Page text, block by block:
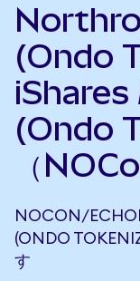
(Ondo
iShares
(Ondo
（
NOCON/
(ONDO
す